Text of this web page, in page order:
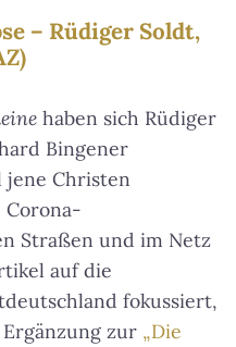
– Rüdiger Soldt,
haben sich Rüdiger
Bingener
jene Christen
Corona-
Straßen und im Netz
auf die
fokussiert,
zur „Die